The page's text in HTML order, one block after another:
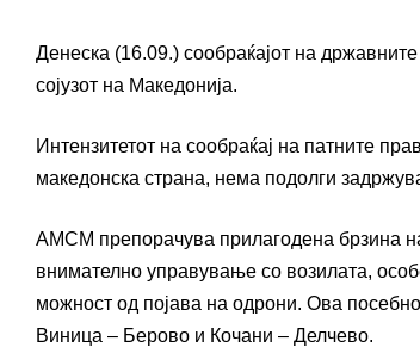
Денеска (16.09.) сообраќајот на
сојузот на Македонија.
Интензитетот на сообраќај на патните
македонска страна, нема подолги
АМСМ препорачува прилагодена брзина
внимателно управување со возилата,
можност од појава на одрони. Ова
Виница – Берово и Кочани – Делчево.